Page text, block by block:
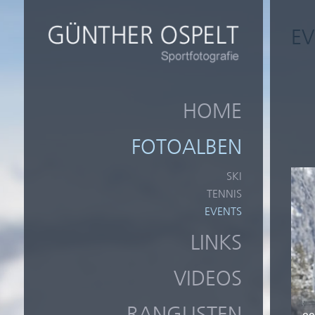
HOME
FOTOALBEN
SKI
TENNIS
EVENTS
LINKS
VIDEOS